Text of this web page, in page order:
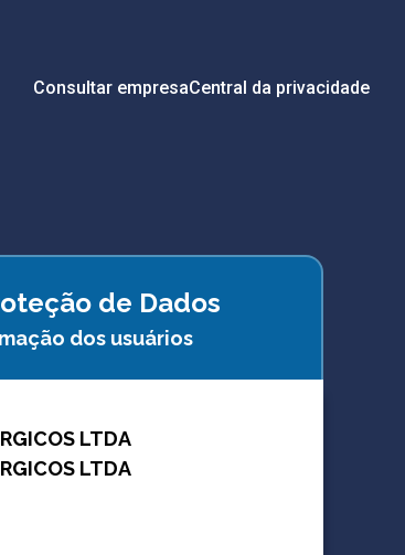
Consultar empresaCentral da privacidade
de Dados
dos usuários
LTDA
LTDA